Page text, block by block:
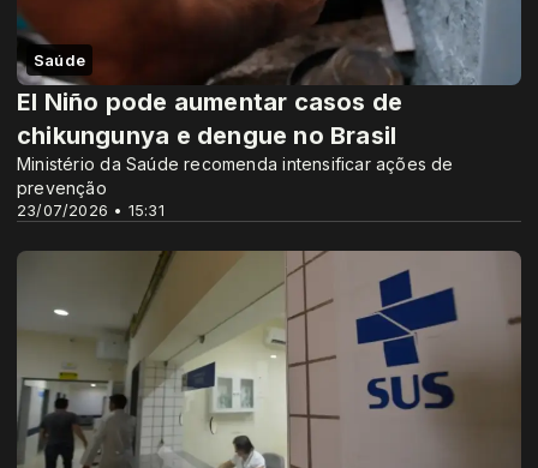
Saúde
23/07/2026 • 15:31
El Niño pode aumentar casos de
chikungunya e dengue no Brasil
Ministério da Saúde recomenda intensificar ações de
prevenção